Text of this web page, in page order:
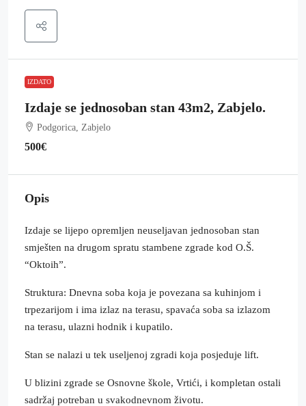
IZDATO
Izdaje se jednosoban stan 43m2, Zabjelo.
Podgorica, Zabjelo
500€
Opis
Izdaje se lijepo opremljen neuseljavan jednosoban stan
smješten na drugom spratu stambene zgrade kod O.Š.
“Oktoih”.
Struktura: Dnevna soba koja je povezana sa kuhinjom i
trpezarijom i ima izlaz na terasu, spavaća soba sa izlazom
na terasu, ulazni hodnik i kupatilo.
Stan se nalazi u tek useljenoj zgradi koja posjeduje lift.
U blizini zgrade se Osnovne škole, Vrtići, i kompletan ostali
sadržaj potreban u svakodnevnom životu.